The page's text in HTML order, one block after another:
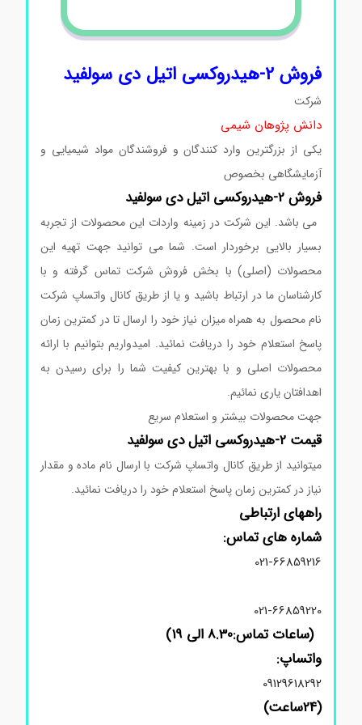
فروش 2-هیدروکسی اتیل دی سولفید
شرکت
دانش پژوهان شیمی
یکی از بزرگترین وارد کنندگان و فروشندگان مواد شیمیایی و
آزمایشگاهی بخصوص
فروش 2-هیدروکسی اتیل دی سولفید
می باشد. این شرکت در زمینه واردات این محصولات از تجربه
بسیار بالایی برخوردار است. شما می توانید جهت تهیه این
محصولات (اصلی) با بخش فروش شرکت تماس گرفته و با
کارشناسان ما در ارتباط باشید و یا از طریق کانال واتساپ شرکت
نام محصول به همراه میزان نیاز خود را ارسال تا در کمترین زمان
پاسخ استعلام خود را دریافت نمائید. امیدواریم بتوانیم با ارائه
محصولات اصلی و با بهترین کیفیت شما را برای رسیدن به
اهدافتان یاری نمائیم.
جهت محصولات بیشتر و استعلام سریع
قیمت2-هیدروکسی اتیلدیسولفید
میتوانید از طریق کانال واتساپ شرکت با ارسال نام ماده و مقدار
نیاز در کمترین زمان پاسخ استعلام خود را دریافت نمائید.
راههای ارتباطی
شماره های تماس:
021-66859216
021-66859220
(ساعات تماس:8.30 الی 19)
واتساپ:
09129618292